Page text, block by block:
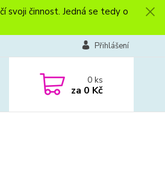
svoji činnost. Jedná se tedy o
Přihlášení
0ks
za 0 Kč